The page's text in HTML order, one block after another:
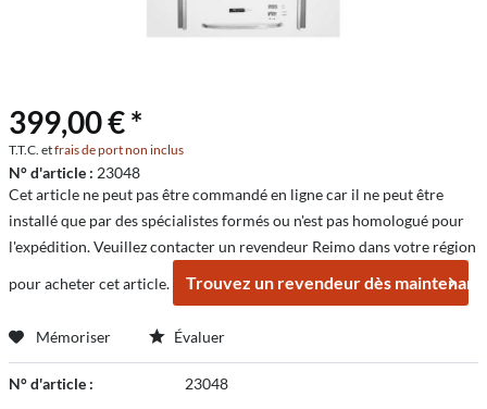
399,00 € *
T.T.C. etfrais de port non inclus
N° d'article : 23048
Cet article ne peut pas être commandé en ligne car il ne peut être
installé que par des spécialistes formés ou n'est pas homologué pour
l'expédition. Veuillez contacter un revendeur Reimo dans votre région
pour acheter cet article.
Trouvez un revendeur dès maintenant
Mémoriser Évaluer
N° d'article : 23048